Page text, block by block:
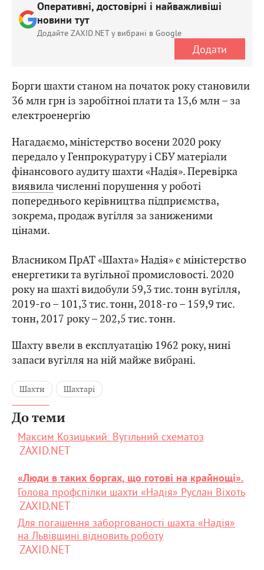
Оперативні, достовірні і найважливіші
новини тут
Додайте ZAXID.NET у вибрані в Google
Додати
Борги шахти станом на початок року становили
36 млн грн із заробітноі плати та 13,6 млн – за
електроенергію
Нагадаємо, міністерство восени 2020 року
передало у Генпрокуратуру і СБУ матеріали
фінансового аудиту шахти «Надія». Перевірка
виявилачисленні порушення у роботі
попереднього керівництва підприємства,
зокрема, продаж вугілля за заниженими
цінами.
Власником ПрАТ «Шахта» Надія» є міністерство
енергетики та вугільної промисловості. 2020
року на шахті видобули 59,3 тис. тонн вугілля,
2019-го – 101,3 тис. тонн, 2018-го – 159,9 тис.
тонн, 2017 року – 202,5 ​​тис. тонн.
Шахту ввели в експлуатацію 1962 року, нині
запаси вугілля на ній майже вибрані.
Шахти Шахтарі
До теми
Максим Козицький: Вугільний схематоз
ZAXID.NET
«Люди в таких боргах, що готові на крайнощі».
Голова профспілки шахти «Надія» Руслан Віхоть
ZAXID.NET
Для погашення заборгованості шахта «Надія»
на Львівщині відновить роботу
ZAXID.NET